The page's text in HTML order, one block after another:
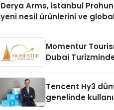
Derya Arms, İstanbul
yeni nesil ürünlerini ve
Momentur
Dubai
Tencent Hy3
genelinde